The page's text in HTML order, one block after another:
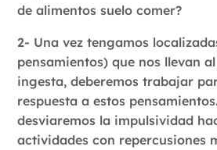
de alimentos suelo comer?
2- Una vez tengamos
pensamientos) que nos llevan
ingesta, deberemos trabajar
respuesta a estos
desviaremos la impulsividad
actividades con repercusiones